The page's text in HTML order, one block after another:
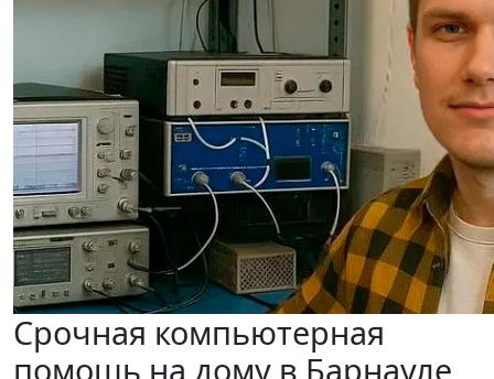
Срочная компьютерная
помощь на дому в Барнауле